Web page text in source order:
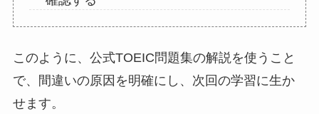
このように、公式TOEIC問題集の解説を使うこと
で、間違いの原因を明確にし、次回の学習に生か
せます。